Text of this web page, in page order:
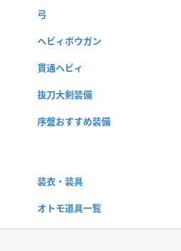
弓
ヘビィボウガン
貫通ヘビィ
抜刀大剣装備
序盤おすすめ装備
装衣・装具
オトモ道具一覧